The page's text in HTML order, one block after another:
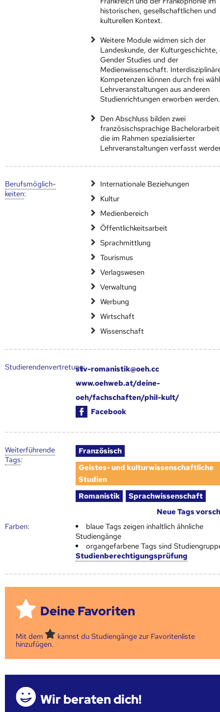
historischen, gesellschaftlichen und
kulturellen Kontext.
Weitere Module widmen sich der
Landeskunde, der Kulturgeschichte,
Gender Studies und der
Medienwissenschaft.
Kompetenzen können durch frei
Lehrveranstaltungen aus anderen
Studienrichtungen erworben werden.
Den Abschluss bilden zwei
französischsprachige
die im Rahmen spezialisierter
Lehrveranstaltungen verfasst
Berufs­möglich­
keiten:
Internationale Beziehungen
Kultur
Medienbereich
Öffentlichkeitsarbeit
Sprachmittlung
Tourismus
Verlagswesen
Verwaltung
Werbung
Wirtschaft
Wissenschaft
Studierendenvertretung:stv-romanistik@oeh.cc
www.oehweb.at/deine-
oeh/fachschaften/phil-kult/
Facebook
Weiter­führende
Tags:
Französisch
Geistes- und kulturwissenschaftliche
Studien
Romanistik
Sprachwissenschaft
Neue Tags
Farben:
blaue Tags zeigen inhaltlich ähnliche
Studiengänge
organgefarbene Tags sind
Studienberechtigungsprüfung
Deine Favoriten
Mit dem
kannst du Studiengänge zur Favoritenliste
hinzufügen.
Wir beraten dich!